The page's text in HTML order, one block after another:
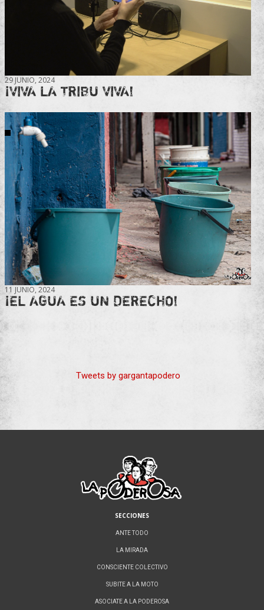
29 JUNIO, 2024
¡VIVA LA TRIBU VIVA!
11 JUNIO, 2024
¡EL AGUA ES UN DERECHO!
Tweets by gargantapodero
SECCIONES
ANTE TODO
LA MIRADA
CONSCIENTE COLECTIVO
SUBITE A LA MOTO
ASOCIATE A LA PODEROSA